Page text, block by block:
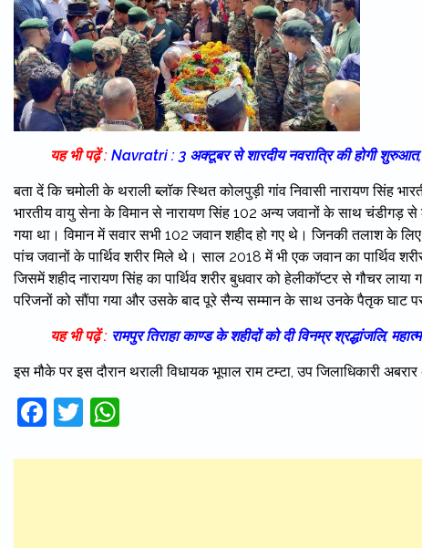
यह भी पढ़ें : Navratri : 3 अक्टूबर से शारदीय नवरात्रि की होगी शुरुआत,
बता दें कि चमोली के थराली ब्लॉक स्थित कोलपुड़ी गांव निवासी नारायण सिंह
भारतीय वायु सेना के विमान से नारायण सिंह 102 अन्य जवानों के साथ चंडीगड़ से
गया था। विमान में सवार सभी 102 जवान शहीद हो गए थे। जिनकी तलाश के
पांच जवानों के पार्थिव शरीर मिले थे। साल 2018 में भी एक जवान का पार्थिव
जिसमें शहीद नारायण सिंह का पार्थिव शरीर बुधवार को हेलीकॉप्टर से गौचर
परिजनों को सौंपा गया और उसके बाद पूरे सैन्य सम्मान के साथ उनके पैतृक घाट
यह भी पढ़ें : रामपुर तिराहा काण्ड के शहीदों को दी विनम्र श्रद्धांजलि,
इस मौके पर इस दौरान थराली विधायक भूपाल राम टम्टा, उप जिलाधिकारी
Facebook
Twitter